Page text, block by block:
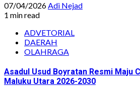
07/04/2026Adi Nejad
1 min read
ADVETORIAL
DAERAH
OLAHRAGA
Asadul Usud Boyratan Resmi Maju
Maluku Utara 2026-2030